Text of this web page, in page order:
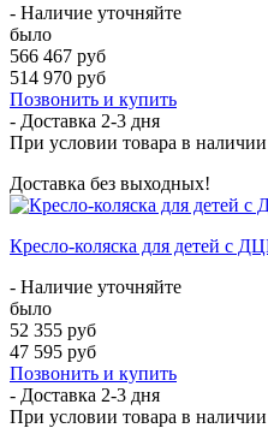
- Наличие уточняйте
было
566 467 руб
514 970 руб
Позвонить и купить
- Доставка 2-3 дня
При условии товара в
Доставка без выходных!
Кресло-коляска для детей с
- Наличие уточняйте
было
52 355 руб
47 595 руб
Позвонить и купить
- Доставка 2-3 дня
При условии товара в